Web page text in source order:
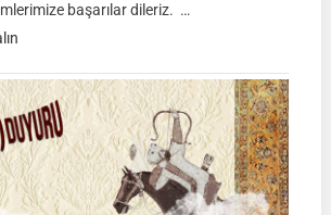
başarılar dileriz. …
:
KÖKBÖRÜ
LİGİ
|
Yarı
Final